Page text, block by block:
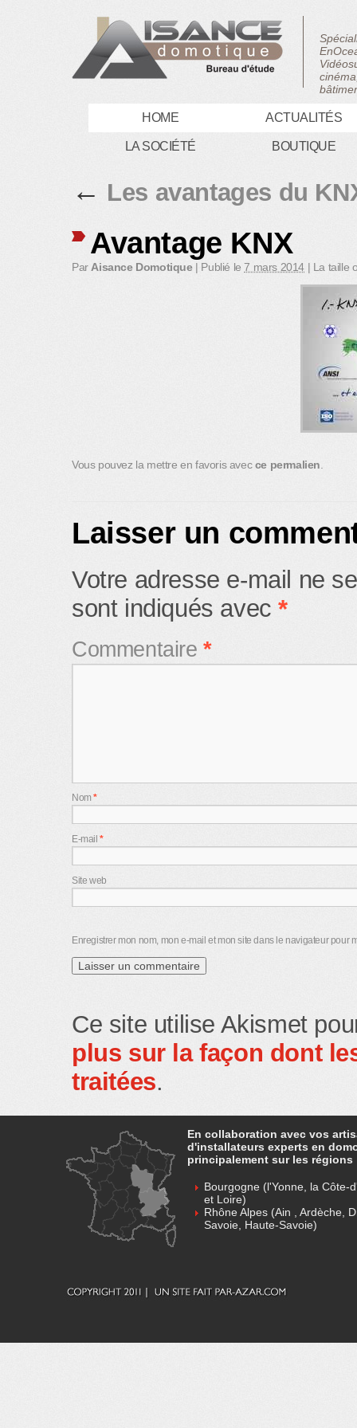
HOME ACTUALITÉS
LA SOCIÉTÉ BOUTIQUE
← Les avantages du
Avantage KNX
Par Aisance Domotique | Publié le 7 mars 2014 | La taille
Vous pouvez la mettre en favoris avecce permalien
Laisser un
Votre adresse e-mail ne
sont indiqués avec*
Commentaire*
Nom*
E-mail*
Site web
Enregistrer mon nom, mon e-mail et mon site dans le navigateur pour
Ce site utilise Akismet
plus sur la façon dont
traitées.
En collaboration avec vos
d'installateurs experts en
principalement sur les régions
Bourgogne (l'Yonne, la Côte-
et Loire)
Rhône Alpes (Ain , Ardèche,
Savoie, Haute-Savoie)